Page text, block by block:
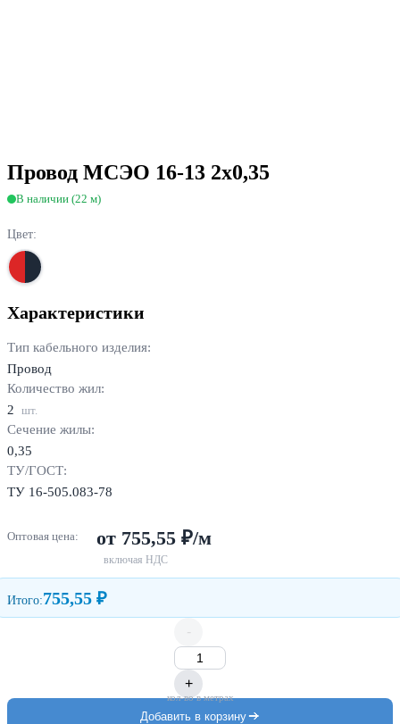
Провод МСЭО 16-13 2х0,35
В наличии (22 м)
Цвет:
Характеристики
Тип кабельного изделия:
Провод
Количество жил:
2 шт.
Сечение жилы:
0,35
ТУ/ГОСТ:
ТУ 16-505.083-78
Оптовая цена: от 755,55 ₽/м
включая НДС
Итого:755,55 ₽
-
+
кол-во в метрах
Добавить в корзину